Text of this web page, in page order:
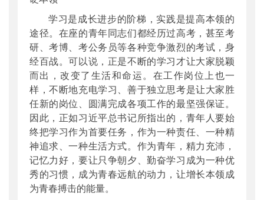
学习是成长进步的阶梯，实践是提高本领的
途径。在座的青年同志们都经历过高考，甚至考
研、考博、考公务员等各种竞争激烈的考试，身
经百战。可以说，正是不断的学习才让大家脱颖
而出，改变了生活和命运。在工作岗位上也一
样，不断地充电学习、善于独立思考是让大家胜
任新的岗位、圆满完成各项工作的最坚强保证。
因此，正如习近平总书记所指出的，青年人要始
终把学习作为首要任务，作为一种责任、一种精
神追求、一种生活方式。作为青年，精力充沛，
记忆力好，要让只争朝夕、勤奋学习成为一种优
秀的习惯，成为青春远航的动力，让增长本领成
为青春搏击的能量。